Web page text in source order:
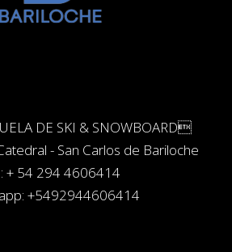
DE SKI & SNOWBOARD
- San Carlos de Bariloche
+ 54 294 4606414
+5492944606414